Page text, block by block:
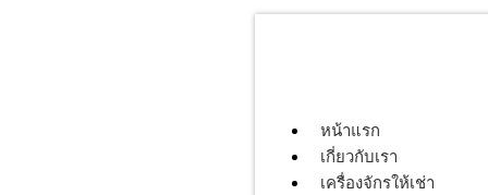
หน้าแรก
เกี่ยวกับเรา
เครื่องจักรให้เช่า